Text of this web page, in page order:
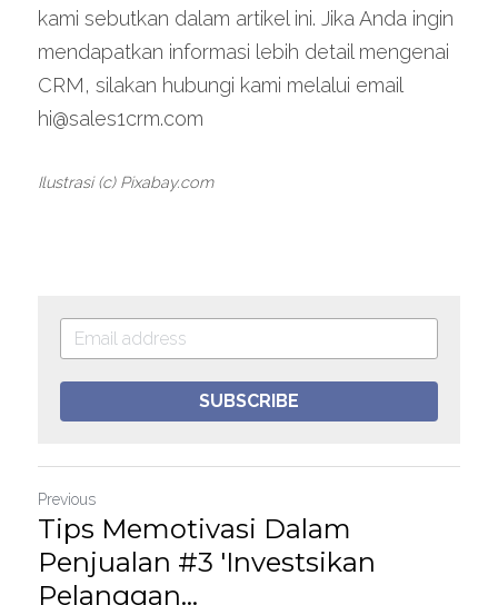
kami sebutkan dalam artikel ini. Jika Anda ingin
mendapatkan informasi lebih detail mengenai
CRM, silakan hubungi kami melalui email
hi@sales1crm.com
Ilustrasi (c) Pixabay.com
SUBSCRIBE
Previous
Tips Memotivasi Dalam
Penjualan #3 'Investsikan
Pelanggan...